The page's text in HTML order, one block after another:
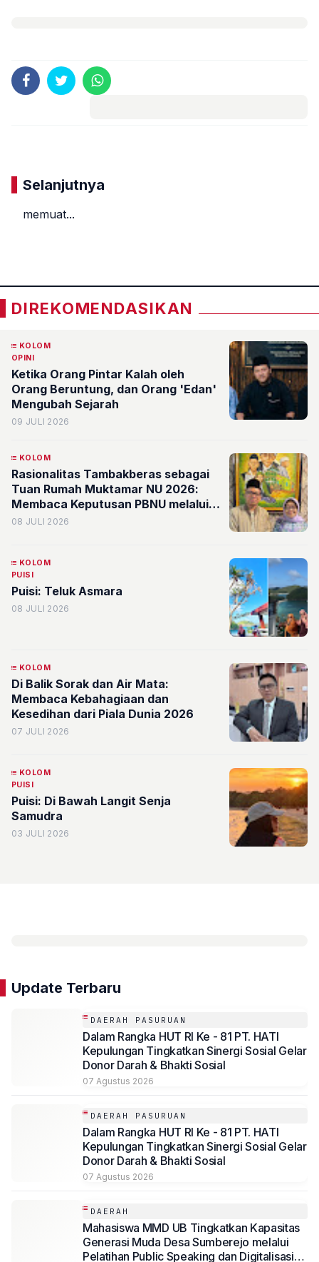
Selanjutnya
memuat...
DIREKOMENDASIKAN
KOLOM
OPINI
Ketika Orang Pintar Kalah oleh
Orang Beruntung, dan Orang 'Edan'
Mengubah Sejarah
09 JULI 2026
KOLOM
Rasionalitas Tambakberas sebagai
Tuan Rumah Muktamar NU 2026:
Membaca Keputusan PBNU melalui
Perspektif Rasionalitas Organisasi
08 JULI 2026
KOLOM
PUISI
Puisi: Teluk Asmara
08 JULI 2026
KOLOM
Di Balik Sorak dan Air Mata:
Membaca Kebahagiaan dan
Kesedihan dari Piala Dunia 2026
07 JULI 2026
KOLOM
PUISI
Puisi: Di Bawah Langit Senja
Samudra
03 JULI 2026
Update Terbaru
DAERAH PASURUAN
Dalam Rangka HUT RI Ke - 81 PT. HATI
Kepulungan Tingkatkan Sinergi Sosial Gelar
Donor Darah & Bhakti Sosial
07 Agustus 2026
DAERAH PASURUAN
Dalam Rangka HUT RI Ke - 81 PT. HATI
Kepulungan Tingkatkan Sinergi Sosial Gelar
Donor Darah & Bhakti Sosial
07 Agustus 2026
DAERAH
Mahasiswa MMD UB Tingkatkan Kapasitas
Generasi Muda Desa Sumberejo melalui
Pelatihan Public Speaking dan Digitalisasi